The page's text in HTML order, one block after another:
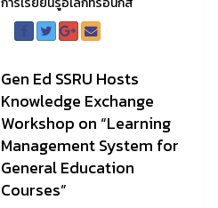
Gen Ed SSRU Hosts
Knowledge Exchange
Workshop on “Learning
Management System for
General Education
Courses”